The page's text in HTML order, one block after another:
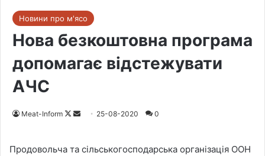
Новини про м'ясо
Нова безкоштовна програма
допомагає відстежувати
АЧС
Meat-Inform
F
25-08-2020 0
Продовольча та сільськогосподарська організація ООН